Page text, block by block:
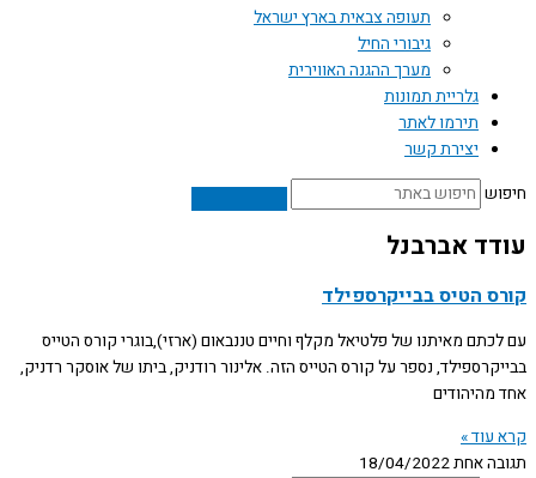
תעופה צבאית בארץ ישראל
גיבורי החיל
מערך ההגנה האווירית
גלריית תמונות
תירמו לאתר
יצירת קשר
חיפוש
עודד אברבנל
קורס הטיס בבייקרספילד
עם לכתם מאיתנו של פלטיאל מקלף וחיים טננבאום (ארזי),בוגרי קורס הטייס
בבייקרספילד, נספר על קורס הטייס הזה. אלינור רודניק, ביתו של אוסקר רדניק,
אחד מהיהודים
קרא עוד »
תגובה אחת18/04/2022